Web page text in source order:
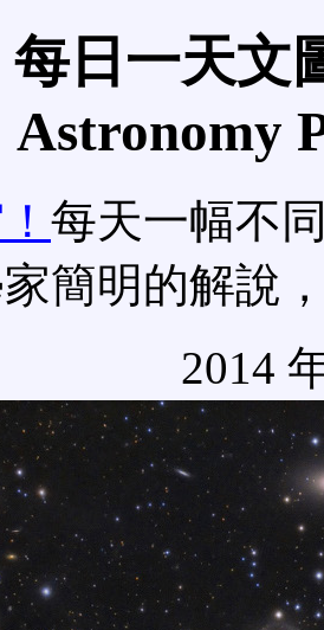
每日一天文
Astronomy
每天一幅不
簡明的解說
2014